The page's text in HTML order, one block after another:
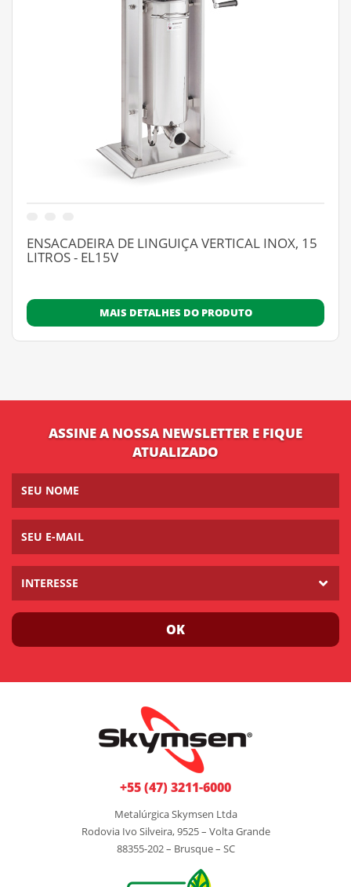
ENSACADEIRA DE LINGUIÇA VERTICAL INOX, 15
LITROS - EL15V
MAIS DETALHES DO PRODUTO
ASSINE A NOSSA NEWSLETTER E FIQUE
ATUALIZADO
INTERESSE
OK
+55 (47) 3211-6000
Metalúrgica Skymsen Ltda
Rodovia Ivo Silveira, 9525 – Volta Grande
88355-202 – Brusque – SC